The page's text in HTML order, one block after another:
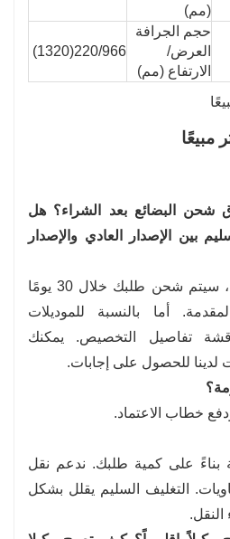
(مم)
حجم الجرافة
العرض/
الارتفاع (مم)
220/966(1320)
البضائع بعد الشراء؟ هل
بين الإصدار العادي والإصدار
بالنسبة للموديلات العادية، سيتم شحن طلبك خلال 30 يومًا
أما بالنسبة للموديلات
تفاصيل التخصيص. يمكنك
لدينا للحصول على إجابات.
خطاب الاعتماد.
بناءً على كمية طلبك. ندعم نقل
التغليف السليم يقلل بشكل
النقل.